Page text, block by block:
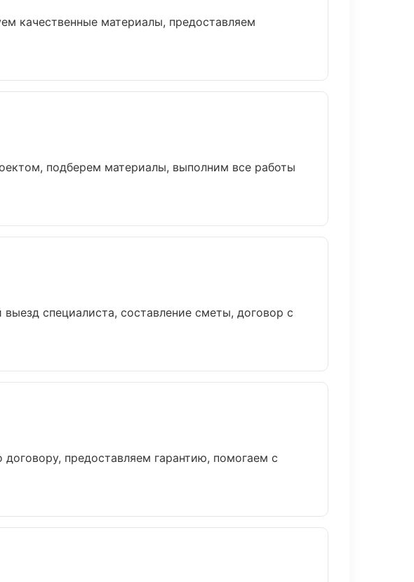
качественные материалы, предоставляем
подберем материалы, выполним все работы
специалиста, составление сметы, договор с
предоставляем гарантию, помогаем с